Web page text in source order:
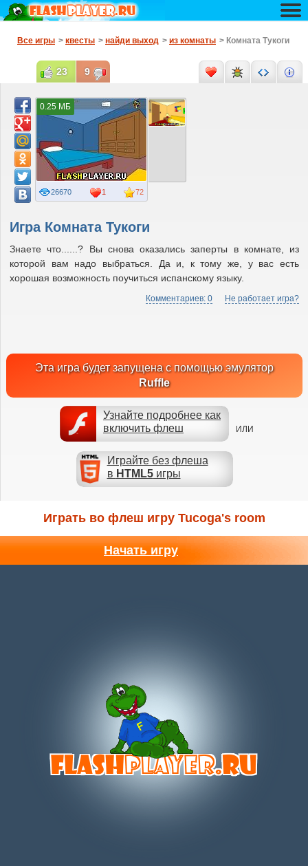
Все игры > квесты > найди выход > из комнаты > Комната Тукоги
Игра Комната Тукоги
Знаете что......? Вы снова оказались заперты в комнате, из
которой вам надо выбраться. Да и, к тому же, у вас есть
хорошая возможность поучиться испанскому языку.
Комментариев: 0 Не работает игра?
Эта игра будет запущена с помощью эмулятор
Ruffle
Узнайте подробнее как
включить флеш
ИЛИ
Играйте без флеша
в HTML5игры
72
26670 1
0.25 МБ
23 9
Играть во флеш игру Tucoga's room
Начать игру